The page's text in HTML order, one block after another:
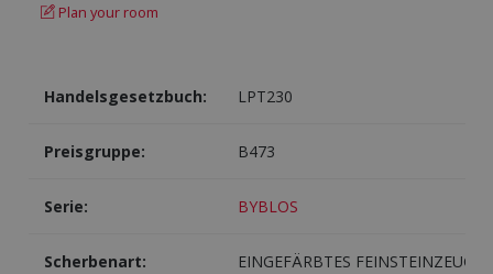
Plan your room
Handelsgesetzbuch: LPT230
Preisgruppe: B473
Serie: BYBLOS
Scherbenart: EINGEFÄRBTES FEINSTEINZEUG